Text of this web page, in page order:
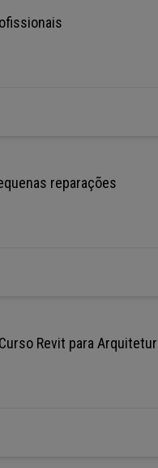
reparações
Revit para